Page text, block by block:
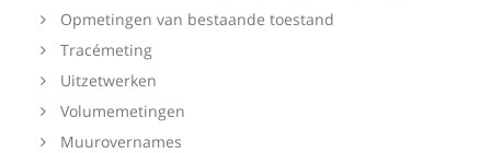
Opmetingen van bestaande toestand
Tracémeting
Uitzetwerken
Volumemetingen
Muurovernames